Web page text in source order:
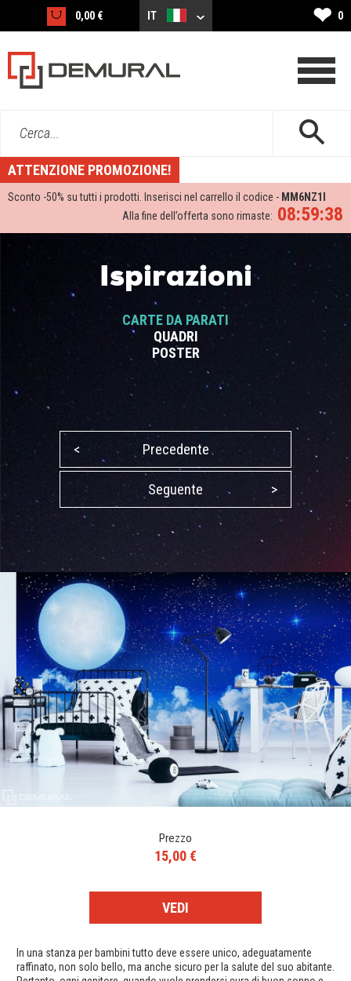
0,00 € IT ❤ 0
Cerca...
ATTENZIONE PROMOZIONE!
Sconto -50% su tutti i prodotti. Inserisci nel carrello il codice - MM6NZ1I
08:59:37
Alla fine dell’offerta sono rimaste:
Ispirazioni
CARTE DA PARATI
QUADRI
POSTER
< Precedente
Seguente >
Prezzo
15,00 €
VEDI
In una stanza per bambini tutto deve essere unico, adeguatamente
raffinato, non solo bello, ma anche sicuro per la salute del suo abitante.